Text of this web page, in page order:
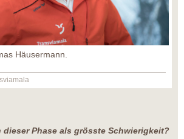
Häusermann.
dieser Phase als grösste Schwierigkeit?